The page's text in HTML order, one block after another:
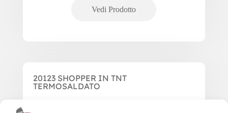
20123 SHOPPER IN TNT
TERMOSALDATO